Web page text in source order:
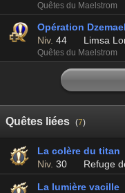
Quêtes du Maelstrom
Opération
Niv. 44 Limsa
Quêtes du Maelstrom
Quêtes liées (7)
La colère du titan
Niv. 30 Refuge
La lumière vacille